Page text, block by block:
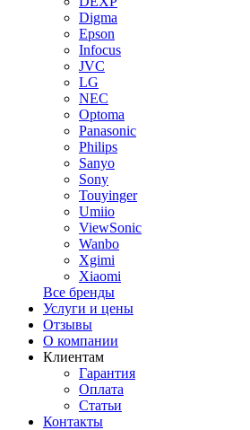
Digma
Epson
Infocus
JVC
LG
NEC
Optoma
Panasonic
Philips
Sanyo
Sony
Touyinger
Umiio
ViewSonic
Wanbo
Xgimi
Xiaomi
Все бренды
Услуги и цены
Отзывы
О компании
Клиентам
Гарантия
Оплата
Статьи
Контакты